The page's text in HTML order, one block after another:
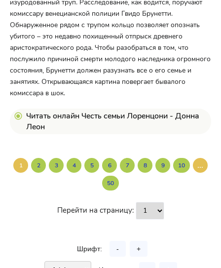
изуродованный труп. Расследование, как водится, поручают
комиссару венецианской полиции Гвидо Брунетти.
Обнаруженное рядом с трупом кольцо позволяет опознать
убитого – это недавно похищенный отпрыск древнего
аристократического рода. Чтобы разобраться в том, что
послужило причиной смерти молодого наследника огромного
состояния, Брунетти должен разузнать все о его семье и
занятиях. Открывающаяся картина повергает бывалого
комиссара в шок.
Читать онлайн Честь семьи Лоренцони - Донна
Леон
1 2 3 4 5 6 7 8 9 10 ...
50
Перейти на страницу:
Шрифт: - +